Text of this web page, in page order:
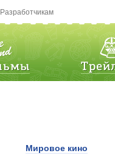
Разработчикам
Мировое кино